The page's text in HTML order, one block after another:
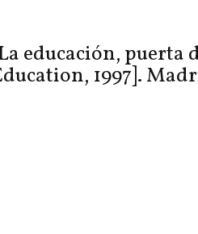
educación, puerta
1997].